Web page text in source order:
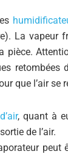
La vapeur
pièce.
retombées
que l’air se
, quant à
de l’air.